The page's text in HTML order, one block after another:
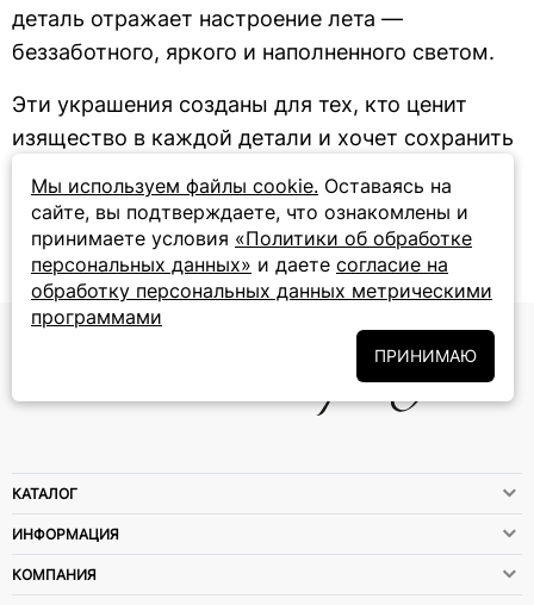
деталь отражает настроение лета —
беззаботного, яркого и наполненного светом.
Эти украшения созданы для тех, кто ценит
изящество в каждой детали и хочет сохранить
Мы используем файлы cookie. Оставаясь на
сайте, вы подтверждаете, что ознакомлены и
принимаете условия «Политики об обработке
персональных данных» и даете согласие на
обработку персональных данных метрическими
программами
ПРИНИМАЮ
КАТАЛОГ
ИНФОРМАЦИЯ
КОМПАНИЯ